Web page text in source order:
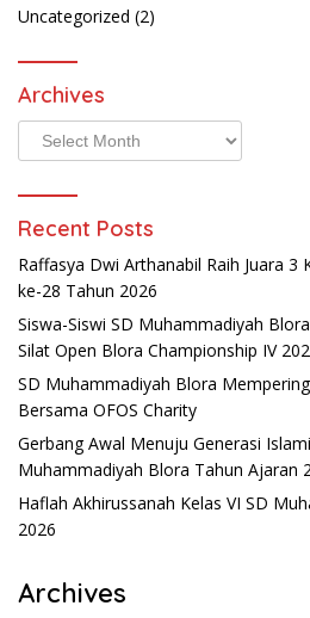
Uncategorized (2)
Archives
Archives
Recent Posts
Raffasya Dwi Arthanabil Raih Juara
ke-28 Tahun 2026
Siswa-Siswi SD Muhammadiyah
Silat Open Blora Championship IV
SD Muhammadiyah Blora
Bersama OFOS Charity
Gerbang Awal Menuju Generasi
Muhammadiyah Blora Tahun Ajaran
Haflah Akhirussanah Kelas VI SD
2026
Archives